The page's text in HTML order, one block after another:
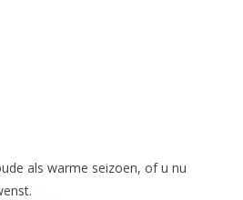
als warme seizoen, of u nu